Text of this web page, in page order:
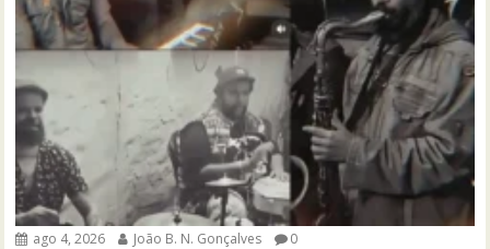
ago 4, 2026 João B. N. Gonçalves 0